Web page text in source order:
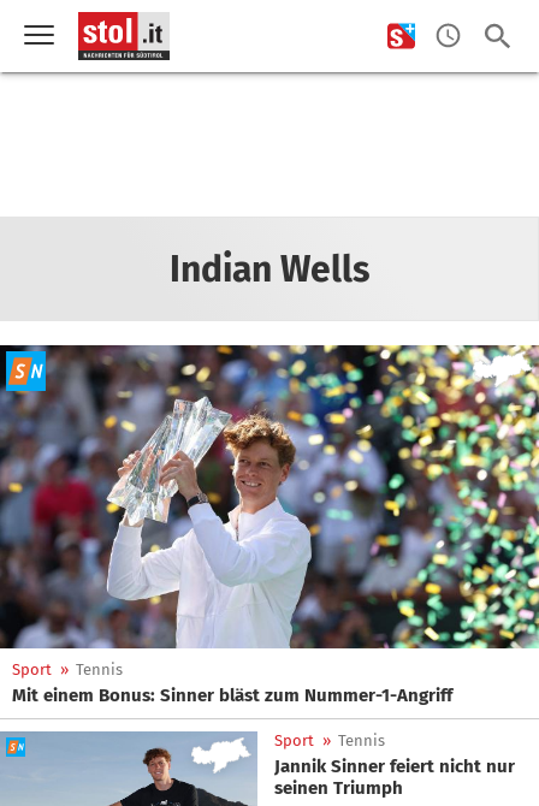
Indian Wells
Sport » Tennis
Mit einem Bonus: Sinner bläst zum Nummer-1-Angriff
Sport » Tennis
Jannik Sinner feiert nicht nur
seinen Triumph